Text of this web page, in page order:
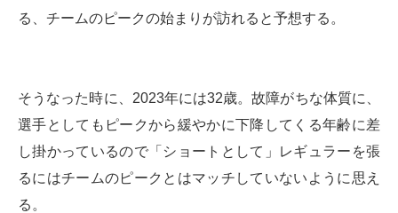
る、チームのピークの始まりが訪れると予想する。
そうなった時に、2023年には32歳。故障がちな体質に、
選手としてもピークから緩やかに下降してくる年齢に差
し掛かっているので「ショートとして」レギュラーを張
るにはチームのピークとはマッチしていないように思え
る。